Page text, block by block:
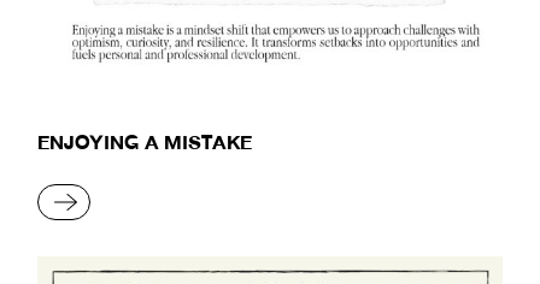
ENJOYING A MISTAKE
READ MORE